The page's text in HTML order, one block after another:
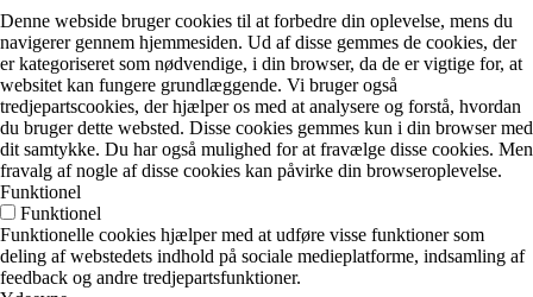
Denne webside bruger cookies til at forbedre din oplevelse, mens du
navigerer gennem hjemmesiden. Ud af disse gemmes de cookies, der
er kategoriseret som nødvendige, i din browser, da de er vigtige for, at
websitet kan fungere grundlæggende. Vi bruger også
tredjepartscookies, der hjælper os med at analysere og forstå, hvordan
du bruger dette websted. Disse cookies gemmes kun i din browser med
dit samtykke. Du har også mulighed for at fravælge disse cookies. Men
fravalg af nogle af disse cookies kan påvirke din browseroplevelse.
Funktionel
Funktionel
Funktionelle cookies hjælper med at udføre visse funktioner som
deling af webstedets indhold på sociale medieplatforme, indsamling af
feedback og andre tredjepartsfunktioner.